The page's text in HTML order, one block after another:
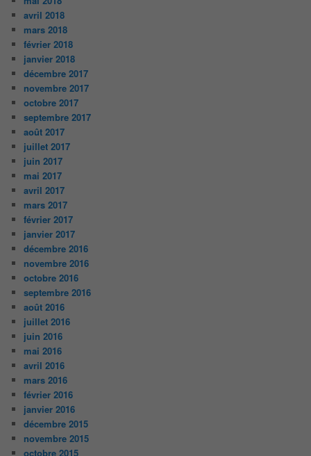
avril 2018
mars 2018
février 2018
janvier 2018
décembre 2017
novembre 2017
octobre 2017
septembre 2017
août 2017
juillet 2017
juin 2017
mai 2017
avril 2017
mars 2017
février 2017
janvier 2017
décembre 2016
novembre 2016
octobre 2016
septembre 2016
août 2016
juillet 2016
juin 2016
mai 2016
avril 2016
mars 2016
février 2016
janvier 2016
décembre 2015
novembre 2015
octobre 2015